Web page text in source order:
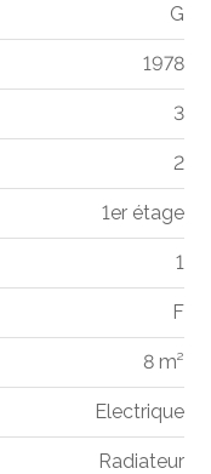
G
1978
3
2
1er étage
1
F
8 m²
Electrique
Radiateur